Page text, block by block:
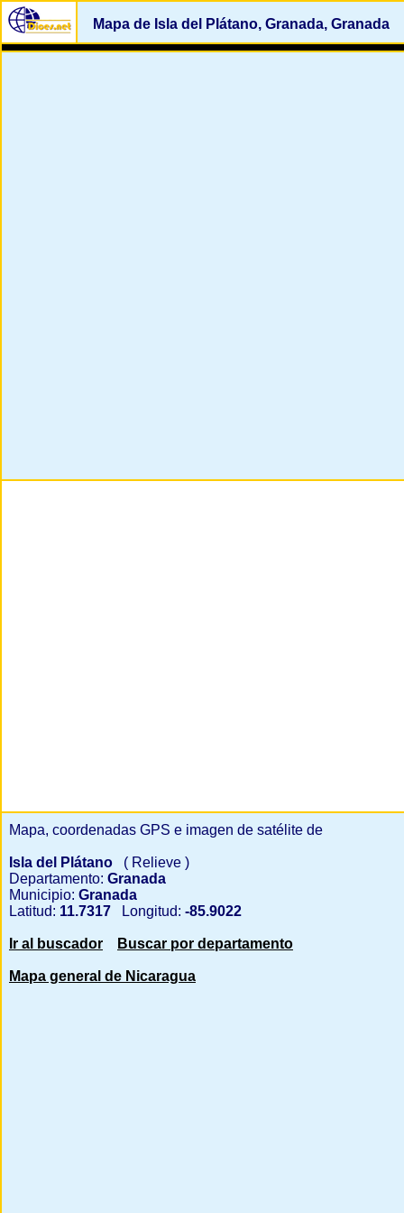
Mapa de Isla del Plátano, Granada, Granada
Mapa, coordenadas GPS e imagen de satélite de
Isla del Plátano
( Relieve )
Departamento: Granada
Municipio: Granada
Latitud: 11.7317 Longitud: -85.9022
Ir al buscador Buscar por departamento
Mapa general de Nicaragua